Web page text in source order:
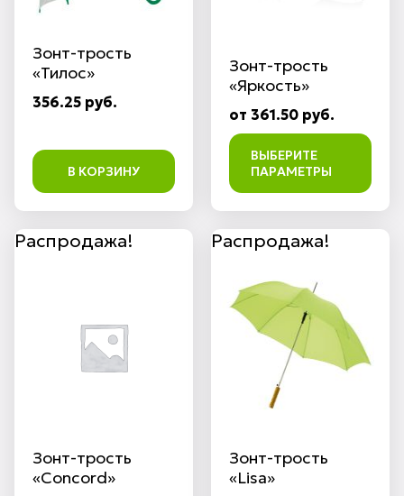
Зонт-трость
«Тилос»
356.25 руб.
В КОРЗИНУ
Зонт-трость
«Яркость»
от 361.50 руб.
ВЫБЕРИТЕ
ПАРАМЕТРЫ
Распродажа!
Зонт-трость
«Concord»
Распродажа!
Зонт-трость
«Lisa»